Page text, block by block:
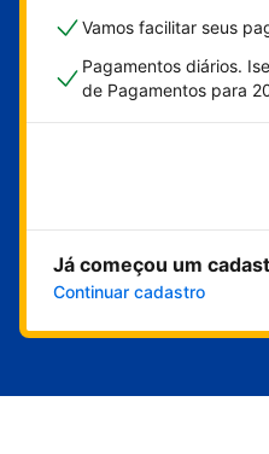
Vamos facilitar seus
Pagamentos diários.
de Pagamentos para
Comece
Já começou um
Continuar cadastro